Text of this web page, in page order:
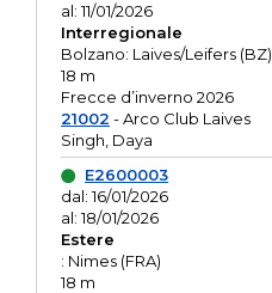
al: 11/01/2026
Interregionale
Bolzano: Laives/Leifers (BZ)
18 m
Frecce d’inverno 2026
21002 - Arco Club Laives
Singh, Daya
E2600003
dal: 16/01/2026
al: 18/01/2026
Estere
: Nimes (FRA)
18 m